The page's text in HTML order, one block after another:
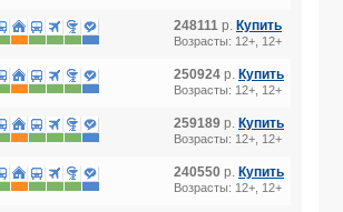
248111 р. Купить
Возрасты: 12+, 12+
250924 р. Купить
Возрасты: 12+, 12+
259189 р. Купить
Возрасты: 12+, 12+
240550 р. Купить
Возрасты: 12+, 12+